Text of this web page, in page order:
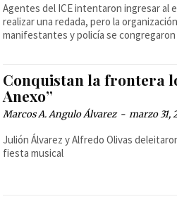
Agentes del ICE intentaron ingresar al
realizar una redada, pero la
manifestantes y policía se
Conquistan la frontera
Anexo”
Marcos A. Angulo Álvarez - marzo 31,
Julión Álvarez y Alfredo Olivas
fiesta musical